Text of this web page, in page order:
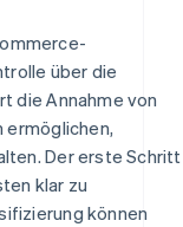
über die
die Annahme von
ermöglichen,
Der erste Schritt
klar zu
können